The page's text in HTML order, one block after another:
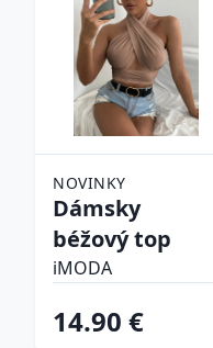
NOVINKY
Dámsky
béžový top
iMODA
14.90 €